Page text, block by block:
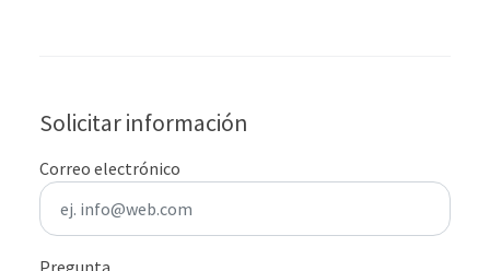
Solicitar información
Correo electrónico